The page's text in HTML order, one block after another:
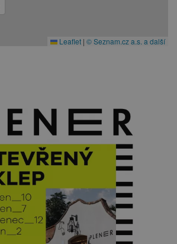
Leaflet | © Seznam.cz a.s. a další